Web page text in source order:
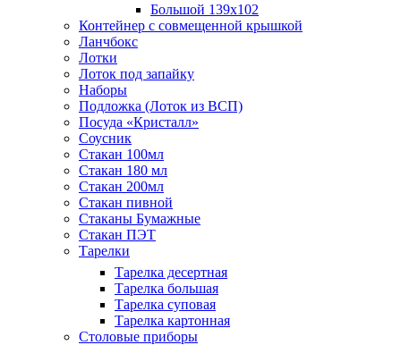
Большой 139х102
Контейнер с совмещенной крышкой
Ланчбокс
Лотки
Лоток под запайку
Наборы
Подложка (Лоток из ВСП)
Посуда «Кристалл»
Соусник
Стакан 100мл
Стакан 180 мл
Стакан 200мл
Стакан пивной
Стаканы Бумажные
Стакан ПЭТ
Тарелки
Тарелка десертная
Тарелка большая
Тарелка суповая
Тарелка картонная
Столовые приборы